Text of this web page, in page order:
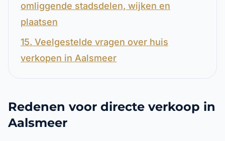
omliggende stadsdelen, wijken en
plaatsen
15. Veelgestelde vragen over huis
verkopen in Aalsmeer
Redenen voor directe verkoop in
Aalsmeer